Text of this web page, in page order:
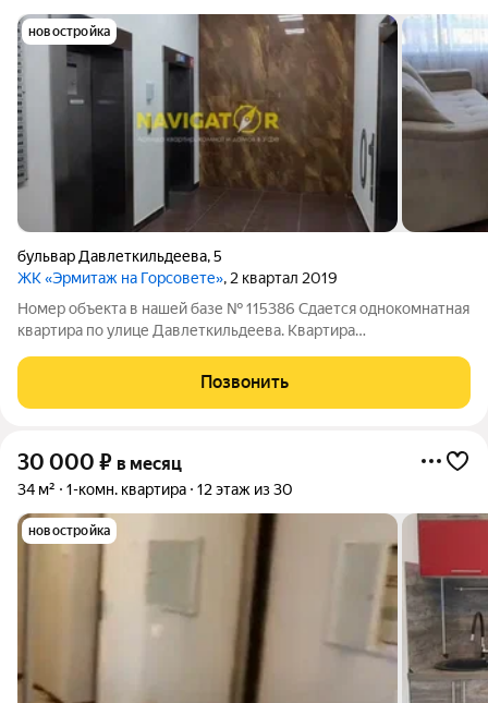
новостройка
бульвар Давлеткильдеева,5
ЖК «Эрмитаж на Горсовете», 2 квартал 2019
Номер объекта в нашей базе № 115386 Сдается однокомнатная
квартира по улице Давлеткильдеева. Квартира
Позвонить
30 000 ₽ в месяц
34 м² 1-комн. квартира 12 этаж из 30
новостройка